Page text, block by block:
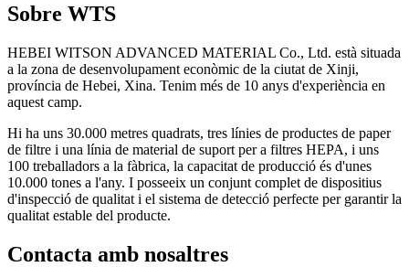
Sobre WTS
HEBEI WITSON ADVANCED MATERIAL Co., Ltd. està situada
a la zona de desenvolupament econòmic de la ciutat de Xinji,
província de Hebei, Xina. Tenim més de 10 anys d'experiència en
aquest camp.
Hi ha uns 30.000 metres quadrats, tres línies de productes de paper
de filtre i una línia de material de suport per a filtres HEPA, i uns
100 treballadors a la fàbrica, la capacitat de producció és d'unes
10.000 tones a l'any. I posseeix un conjunt complet de dispositius
d'inspecció de qualitat i el sistema de detecció perfecte per garantir la
qualitat estable del producte.
Contacta amb nosaltres